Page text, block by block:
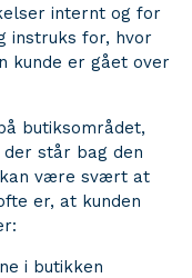
internt og for
instruks for, hvor
kunde er gået over
butiksområdet,
står bag den
være svært at
er, at kunden
i butikken